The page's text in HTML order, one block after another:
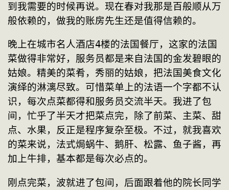
到我需要的时候再说。现在春对我那是百般顺从万
般依赖的，做我的账房先生还是值得信赖的。
晚上在城市名人酒店4楼的法国餐厅，这家的法国
菜做得非常好，服务员都是来自法国的金发碧眼的
姑娘。精美的菜肴，秀丽的姑娘，把法国美食文化
演绎的淋漓尽致。可惜菜单上的法语一个字都不认
识，每次点菜都得和服务员交流半天。我进了包
间，忙乎了半天才把菜点完，除了前菜、主菜、甜
点、水果，反正是程序复杂至极。不过，就我喜欢
的菜来说，法式焗蜗牛、鹅肝、松露、鱼子酱，再
加上牛排，基本都是每次必点的。
刚点完菜，波就进了包间，后面跟着他的院长同学